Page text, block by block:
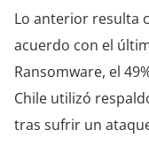
Lo anterior resulta
acuerdo con el
Ransomware, el
Chile utilizó
tras sufrir un